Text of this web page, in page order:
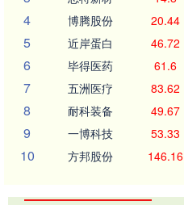
4 博腾股份 20.44
5 近岸蛋白 46.72
6 毕得医药 61.6
7 五洲医疗 83.62
8 耐科装备 49.67
9 一博科技 53.33
10 方邦股份 146.16